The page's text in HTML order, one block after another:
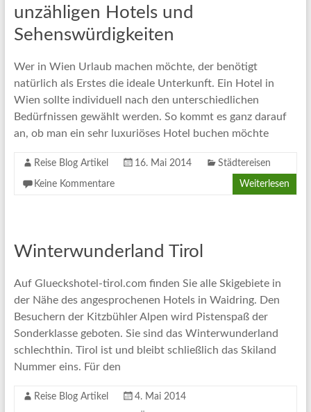
Reise
Urlaub,
Artikel
Tipps
und
Informationen
zum
Thema
unzähligen Hotels und
Sehenswürdigkeiten
Wer in Wien Urlaub machen möchte, der benötigt
natürlich als Erstes die ideale Unterkunft. Ein Hotel in
Wien sollte individuell nach den unterschiedlichen
Bedürfnissen gewählt werden. So kommt es ganz darauf
an, ob man ein sehr luxuriöses Hotel buchen möchte
Reise Blog Artikel 16. Mai 2014 Städtereisen
Keine Kommentare Weiterlesen
Winterwunderland Tirol
Auf Glueckshotel-tirol.com finden Sie alle Skigebiete in
der Nähe des angesprochenen Hotels in Waidring. Den
Besuchern der Kitzbühler Alpen wird Pistenspaß der
Sonderklasse geboten. Sie sind das Winterwunderland
schlechthin. Tirol ist und bleibt schließlich das Skiland
Nummer eins. Für den
Reise Blog Artikel 4. Mai 2014